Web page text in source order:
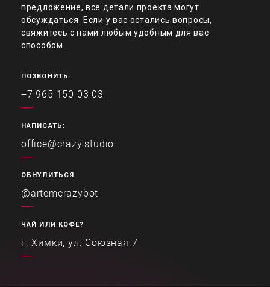
предложение, все детали проекта могут
обсуждаться. Если у вас остались вопросы,
свяжитесь с нами любым удобным для вас
способом.
ПОЗВОНИТЬ:
+7 965 150 03 03
НАПИСАТЬ:
office@crazy.studio
ОБНУЛИТЬСЯ:
@artemcrazybot
ЧАЙ ИЛИ КОФЕ?
г. Химки, ул. Союзная 7